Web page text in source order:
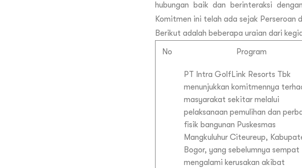
hubungan baik dan berinteraksi
Komitmen ini telah ada sejak Perseroan
Berikut adalah beberapa uraian dari
No Program
PT Intra GolfLink Resorts Tbk
menunjukkan komitmennya
masyarakat sekitar melalui
pelaksanaan pemulihan dan
fisik bangunan Puskesmas
Mangkuluhur Citeureup,
Bogor, yang sebelumnya sempat
mengalami kerusakan akibat